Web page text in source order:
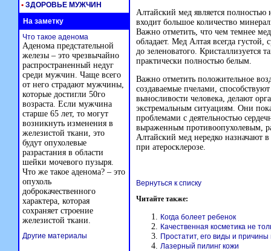
Алтайский мед является
входит большое количество
Важно отметить, что чем темнее
обладает. Мед Алтая всегда густой,
до зеленоватого. Кристаллизуется
практически полностью белым.
Важно отметить положительное
создаваемые пчелами,
выносливости человека, делают
экстремальным ситуациям. Они
проблемами с деятельностью
выраженным противоопухолевым,
Алтайский мед нередко назначают в
при атеросклерозе.
Вернуться к списку
Читайте также:
Когда болеет ребенок
Качественная косметика не
Простатит, его виды и причины
Лазерный пилинг кожи
• ЗДОРОВЬЕ МУЖЧИН
На заметку
Что такое аденома
Аденома предстательной
железы – это чрезвычайно
распространенный недуг
среди мужчин. Чаще всего
от него страдают мужчины,
которые достигли 50го
возраста. Если мужчина
старше 65 лет, то могут
возникнуть изменения в
железистой ткани, это
будут опухолевые
разрастания в области
шейки мочевого пузыря.
Что же такое аденома? – это
опухоль
доброкачественного
характера, которая
сохраняет строение
железистой ткани.
Другие материалы